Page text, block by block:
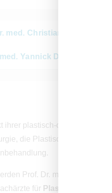
med. Christian Radu
Yannick Diehm
ihrer plastisch-chirurgischen
die Plastische Chirurgie
Prof. Dr. med. Christian
für Plastische und